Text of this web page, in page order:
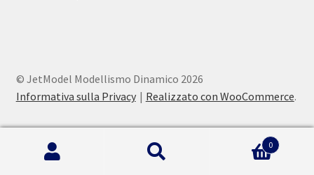
© JetModel Modellismo Dinamico 2026
Informativa sulla Privacy
Realizzato con WooCommerce.
0